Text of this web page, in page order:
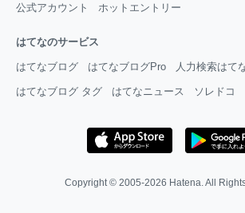
公式アカウント ホットエントリー
はてなのサービス
はてなブログ はてなブログPro 人力検索はて
はてなブログ タグ はてなニュース ソレドコ
Copyright © 2005-2026 Hatena . All